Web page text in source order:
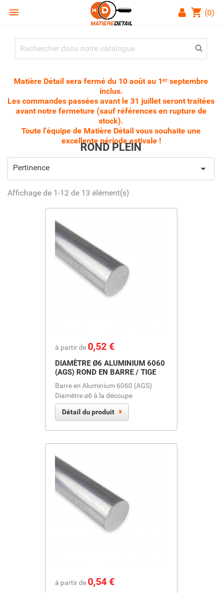
 shopping_cart (0)
Matière Détail sera fermé du 10 août au 1ᵉʳ septembre
inclus.
Les commandes passées avant le 31 juillet seront traitées
avant notre fermeture (sauf références en rupture de
stock).
Toute l'équipe de Matière Détail vous souhaite une
excellente période estivale !
ROND PLEIN
Pertinence 
Affichage de 1-12 de 13 élément(s)
à partir de Prix
0,52 €
DIAMÈTRE Ø6 ALUMINIUM 6060
(AGS) ROND EN BARRE / TIGE
Barre en Aluminium 6060 (AGS)
Diamètre ⌀6 à la découpe
Détail du produit
à partir de Prix
0,54 €